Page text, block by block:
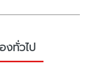
งทั่วไป